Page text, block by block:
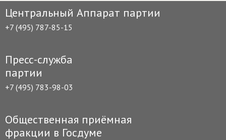
Центральный Аппарат партии
+7 (495) 787-85-15
Пресс-служба
партии
+7 (495) 783-98-03
Общественная приёмная
фракции в Госдуме